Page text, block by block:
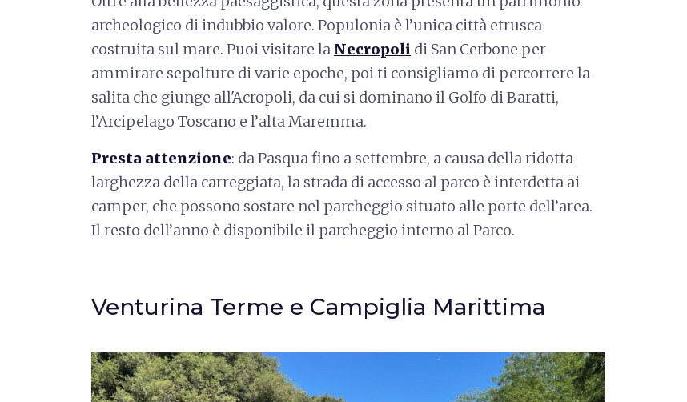
archeologico di indubbio valore. Populonia è l’unica città etrusca
costruita sul mare. Puoi visitare la Necropoli di San Cerbone per
ammirare sepolture di varie epoche, poi ti consigliamo di percorrere la
salita che giunge all'Acropoli, da cui si dominano il Golfo di Baratti,
l’Arcipelago Toscano e l’alta Maremma.
Presta attenzione: da Pasqua fino a settembre, a causa della ridotta
larghezza della carreggiata, la strada di accesso al parco è interdetta ai
camper, che possono sostare nel parcheggio situato alle porte dell’area.
Il resto dell’anno è disponibile il parcheggio interno al Parco.
Venturina Terme e Campiglia Marittima